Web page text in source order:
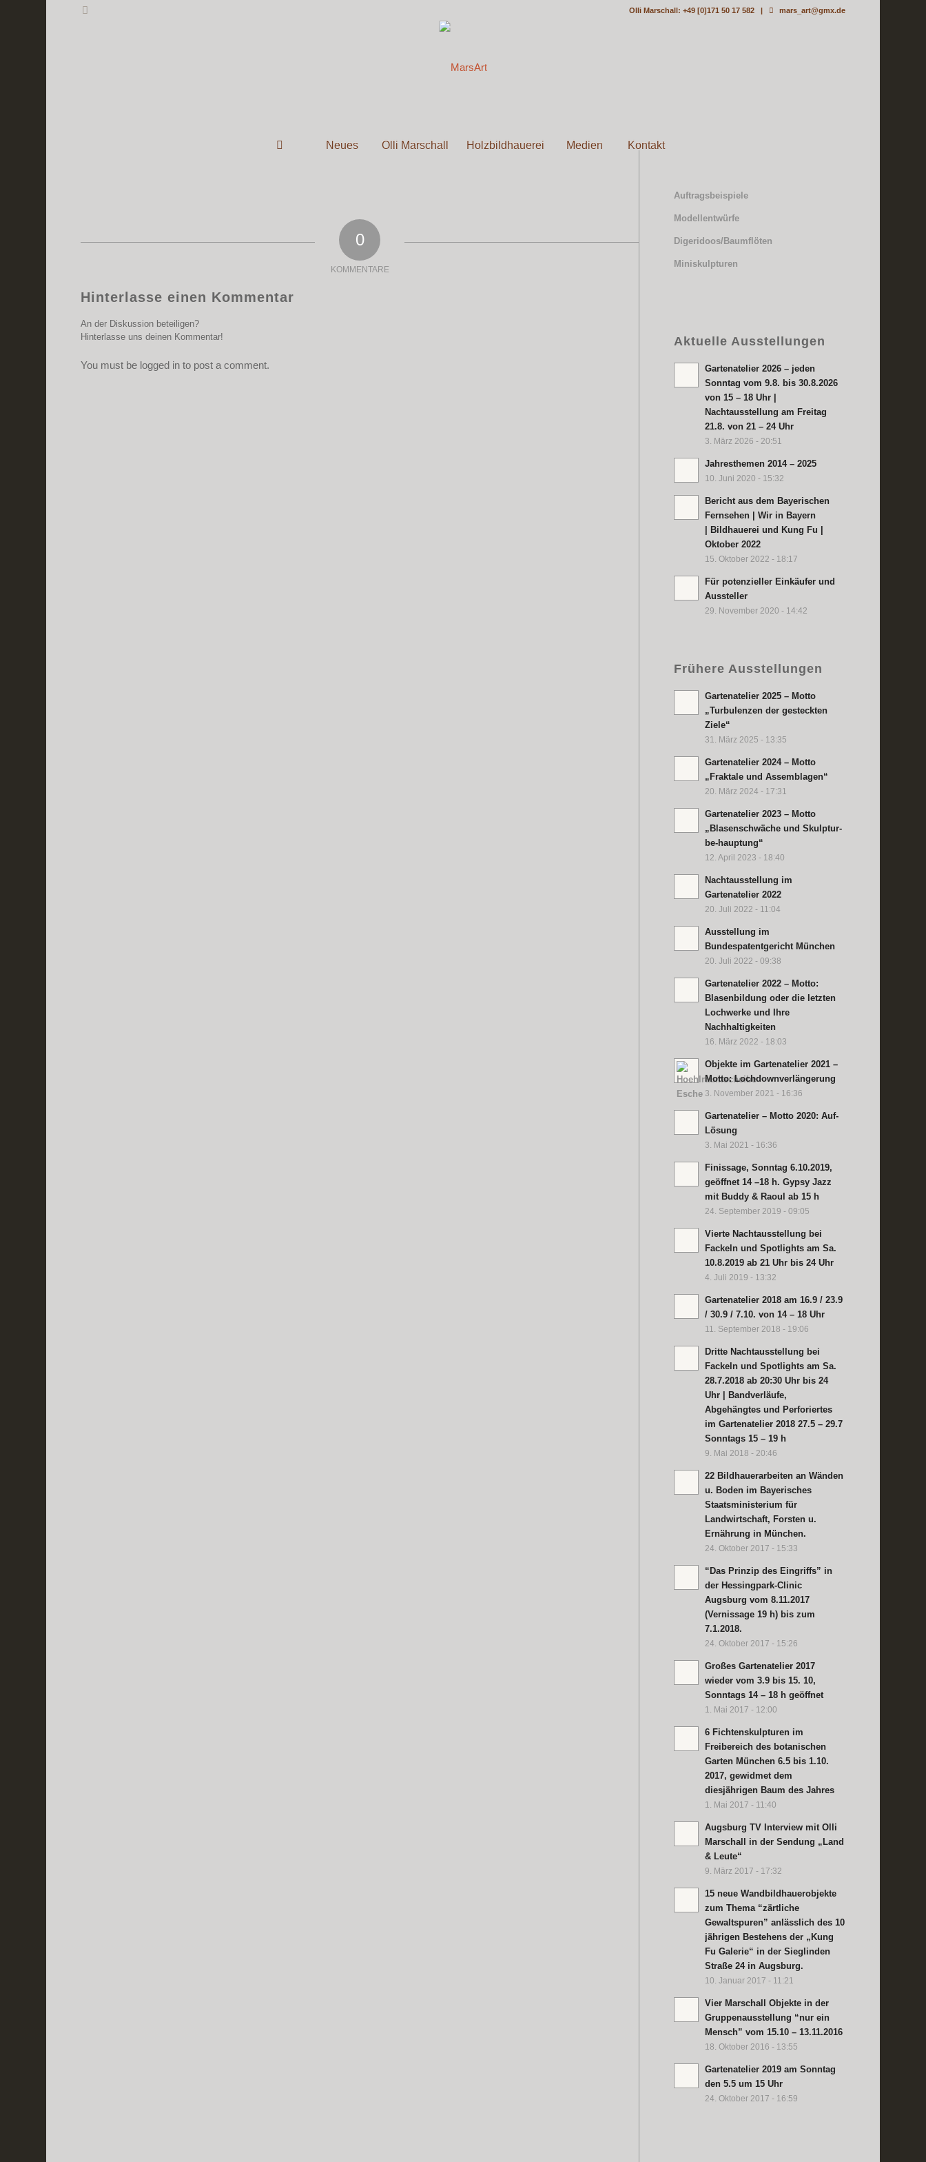
Olli Marschall: +49 [0]171 50 17 582 | mars_art@gmx.de
Neues Olli Marschall Holzbildhauerei Medien Kontakt
0
KOMMENTARE
Hinterlasse einen Kommentar
An der Diskussion beteiligen?
Hinterlasse uns deinen Kommentar!
You must be logged in to post a comment.
Auftragsbeispiele
Modellentwürfe
Digeridoos/Baumflöten
Miniskulpturen
Aktuelle Ausstellungen
Gartenatelier 2026 – jeden
Sonntag vom 9.8. bis 30.8.2026
von 15 – 18 Uhr |
Nachtausstellung am Freitag
21.8. von 21 – 24 Uhr
3. März 2026 - 20:51
Jahresthemen 2014 – 2025
10. Juni 2020 - 15:32
Bericht aus dem Bayerischen
Fernsehen | Wir in Bayern
| Bildhauerei und Kung Fu |
Oktober 2022
15. Oktober 2022 - 18:17
Für potenzieller Einkäufer und
Aussteller
29. November 2020 - 14:42
Frühere Ausstellungen
Gartenatelier 2025 – Motto
„Turbulenzen der gesteckten
Ziele“
31. März 2025 - 13:35
Gartenatelier 2024 – Motto
„Fraktale und Assemblagen“
20. März 2024 - 17:31
Gartenatelier 2023 – Motto
„Blasenschwäche und Skulptur-
be-hauptung“
12. April 2023 - 18:40
Nachtausstellung im
Gartenatelier 2022
20. Juli 2022 - 11:04
Ausstellung im
Bundespatentgericht München
20. Juli 2022 - 09:38
Gartenatelier 2022 – Motto:
Blasenbildung oder die letzten
Lochwerke und Ihre
Nachhaltigkeiten
16. März 2022 - 18:03
Objekte im Gartenatelier 2021 –
Motto: Lochdownverlängerung
3. November 2021 - 16:36
Gartenatelier – Motto 2020: Auf-
Lösung
3. Mai 2021 - 16:36
Finissage, Sonntag 6.10.2019,
geöffnet 14 –18 h. Gypsy Jazz
mit Buddy & Raoul ab 15 h
24. September 2019 - 09:05
Vierte Nachtausstellung bei
Fackeln und Spotlights am Sa.
10.8.2019 ab 21 Uhr bis 24 Uhr
4. Juli 2019 - 13:32
Gartenatelier 2018 am 16.9 / 23.9
/ 30.9 / 7.10. von 14 – 18 Uhr
11. September 2018 - 19:06
Dritte Nachtausstellung bei
Fackeln und Spotlights am Sa.
28.7.2018 ab 20:30 Uhr bis 24
Uhr | Bandverläufe,
Abgehängtes und Perforiertes
im Gartenatelier 2018 27.5 – 29.7
Sonntags 15 – 19 h
9. Mai 2018 - 20:46
22 Bildhauerarbeiten an Wänden
u. Boden im Bayerisches
Staatsministerium für
Landwirtschaft, Forsten u.
Ernährung in München.
24. Oktober 2017 - 15:33
“Das Prinzip des Eingriffs” in
der Hessingpark-Clinic
Augsburg vom 8.11.2017
(Vernissage 19 h) bis zum
7.1.2018.
24. Oktober 2017 - 15:26
Großes Gartenatelier 2017
wieder vom 3.9 bis 15. 10,
Sonntags 14 – 18 h geöffnet
1. Mai 2017 - 12:00
6 Fichtenskulpturen im
Freibereich des botanischen
Garten München 6.5 bis 1.10.
2017, gewidmet dem
diesjährigen Baum des Jahres
1. Mai 2017 - 11:40
Augsburg TV Interview mit Olli
Marschall in der Sendung „Land
& Leute“
9. März 2017 - 17:32
15 neue Wandbildhauerobjekte
zum Thema “zärtliche
Gewaltspuren” anlässlich des 10
jährigen Bestehens der „Kung
Fu Galerie“ in der Sieglinden
Straße 24 in Augsburg.
10. Januar 2017 - 11:21
Vier Marschall Objekte in der
Gruppenausstellung “nur ein
Mensch” vom 15.10 – 13.11.2016
18. Oktober 2016 - 13:55
Gartenatelier 2019 am Sonntag
den 5.5 um 15 Uhr
24. Oktober 2017 - 16:59